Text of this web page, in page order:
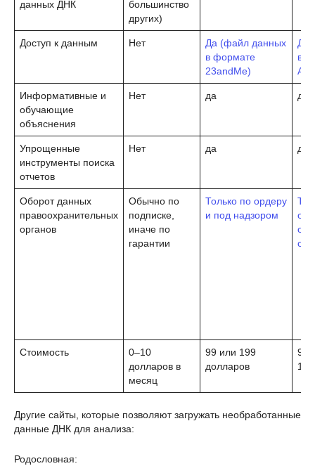
данных ДНК
большинство
других)
Доступ к данным Нет
Да (файл данных
в формате
23andMe)
Да
в
Информативные и
обучающие
объяснения
Нет да да
Упрощенные
инструменты поиска
отчетов
Нет да да
Оборот данных
правоохранительных
органов
Обычно по
подписке,
иначе по
гарантии
Только по ордеру
и под надзором
Стоимость
0–10
долларов в
месяц
99 или 199
долларов
99
Другие сайты, которые позволяют загружать необработанные
данные ДНК для анализа:
Родословная: